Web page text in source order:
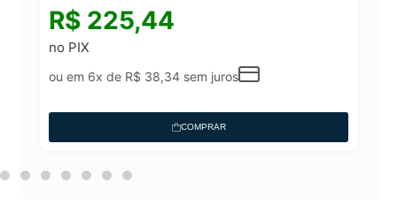
R$ 225,44
no PIX
ou em 6x de R$ 38,34 sem juros
COMPRAR